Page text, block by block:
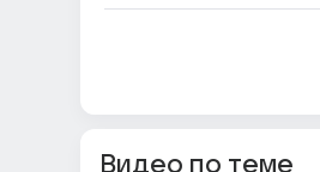
Видео по теме